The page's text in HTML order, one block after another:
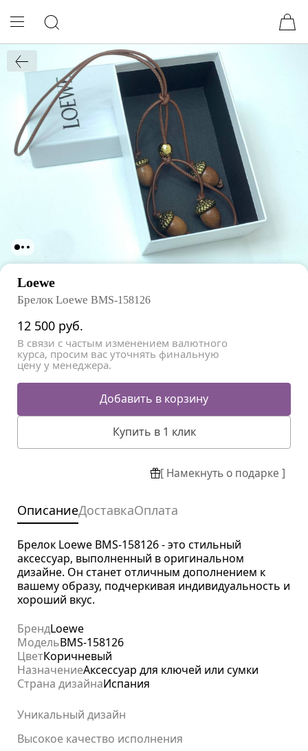
Loewe
Брелок Loewe BMS-158126
12 500 руб.
В связи с частым изменением валютного
курса, просим вас уточнять финальную
цену у менеджера.
Добавить в корзину
Купить в 1 клик
[ Намекнуть о подарке ]
ОписаниеДоставкаОплата
Брелок Loewe BMS-158126 - это стильный
аксессуар, выполненный в оригинальном
дизайне. Он станет отличным дополнением к
вашему образу, подчеркивая индивидуальность и
хороший вкус.
БрендLoewe
МодельBMS-158126
ЦветКоричневый
НазначениеАксессуар для ключей или сумки
Страна дизайнаИспания
Уникальный дизайн
Высокое качество исполнения